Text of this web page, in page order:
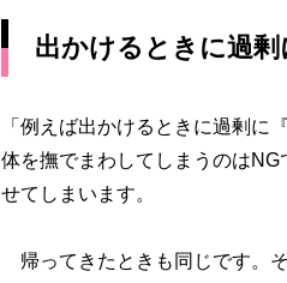
出かけるときに過
「例えば出かけるときに過剰に
体を撫でまわしてしまうのは
せてしまいます。
帰ってきたときも同じです。